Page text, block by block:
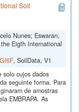
Soil
Nunes; Eswaran,
Eigth International
, SoilData, V1
solo cujos dados
seguinte forma. Para
de amostras
EMBRAPA. As